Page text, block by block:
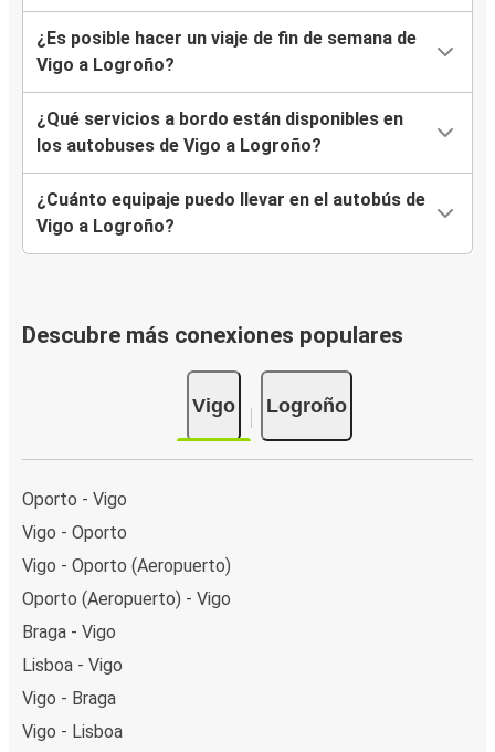
¿Es posible hacer un viaje de fin de semana de
Vigo a Logroño?
¿Qué servicios a bordo están disponibles en
los autobuses de Vigo a Logroño?
¿Cuánto equipaje puedo llevar en el autobús de
Vigo a Logroño?
Descubre más conexiones populares
Vigo Logroño
Oporto - Vigo
Vigo - Oporto
Vigo - Oporto (Aeropuerto)
Oporto (Aeropuerto) - Vigo
Braga - Vigo
Lisboa - Vigo
Vigo - Braga
Vigo - Lisboa